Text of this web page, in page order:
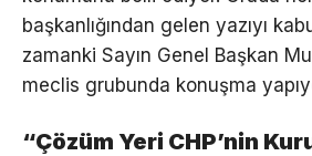
başkanlığından gelen yazıyı
zamanki Sayın Genel Başkan
meclis grubunda konuşma
“Çözüm Yeri CHP’nin